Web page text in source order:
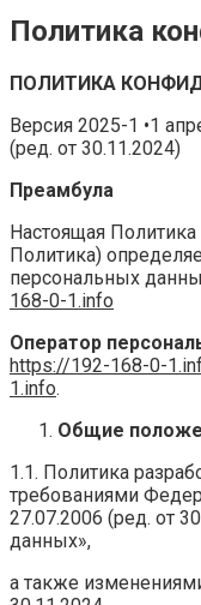
Политика
ПОЛИТИКА
Версия 2025-1 •1
(ред. от 30.11.2024)
Преамбула
Настоящая
Политика)
персональных
168-0-1.info
Оператор
https://192-168-0-1.
1.info.
Общие
1.1. Политика
требованиями
27.07.2006 (ред. от
данных»,
а также